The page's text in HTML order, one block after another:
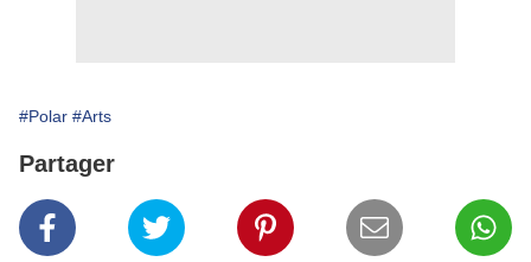
#Polar #Arts
Partager